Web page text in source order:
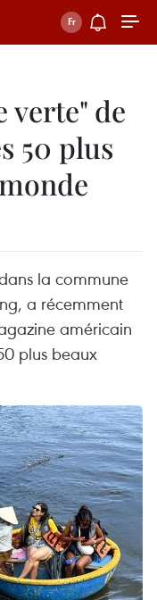
verte" de
50 plus
la commune
a récemment
américain
plus beaux